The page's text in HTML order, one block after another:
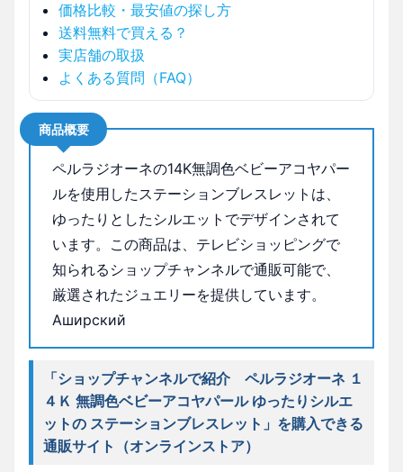
価格比較・最安値の探し方
送料無料で買える？
実店舗の取扱
よくある質問（FAQ）
商品概要
ペルラジオーネの14K無調色ベビーアコヤパー
ルを使用したステーションブレスレットは、
ゆったりとしたシルエットでデザインされて
います。この商品は、テレビショッピングで
知られるショップチャンネルで通販可能で、
厳選されたジュエリーを提供しています。
Аширский
「ショップチャンネルで紹介 ペルラジオーネ １
４Ｋ 無調色ベビーアコヤパール ゆったりシルエ
ットの ステーションブレスレット」を購入できる
通販サイト（オンラインストア）